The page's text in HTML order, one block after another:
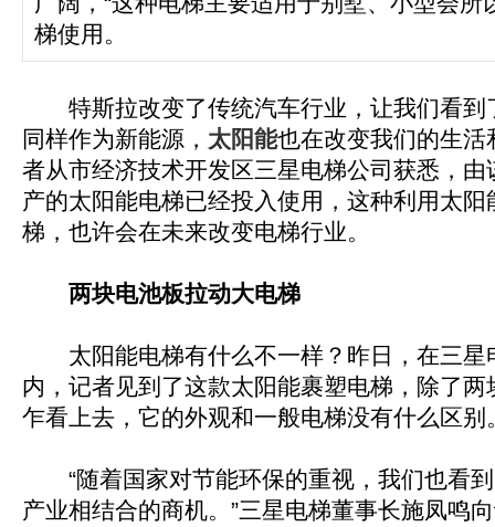
梯使用。
特斯拉改变了传统汽车行业，让我们看到
同样作为新能源， 太阳能也在改变我们的生活
者从市经济技术开发区三星电梯公司获悉，由
产的太阳能电梯已经投入使用，这种利用太
梯，也许会在未来改变电梯行业。
两块电池板拉动大电梯
太阳能电梯有什么不一样？昨日，在三星
内，记者见到了这款太阳能裹塑电梯，除了
乍看上去，它的外观和一般电梯没有什么区别
“随着国家对节能环保的重视，我们也看到
产业相结合的商机。”三星电梯董事长施凤鸣